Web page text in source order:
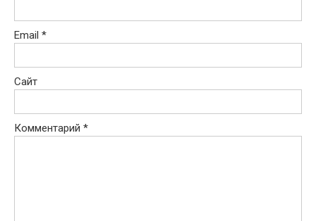
Email *
Сайт
Комментарий *